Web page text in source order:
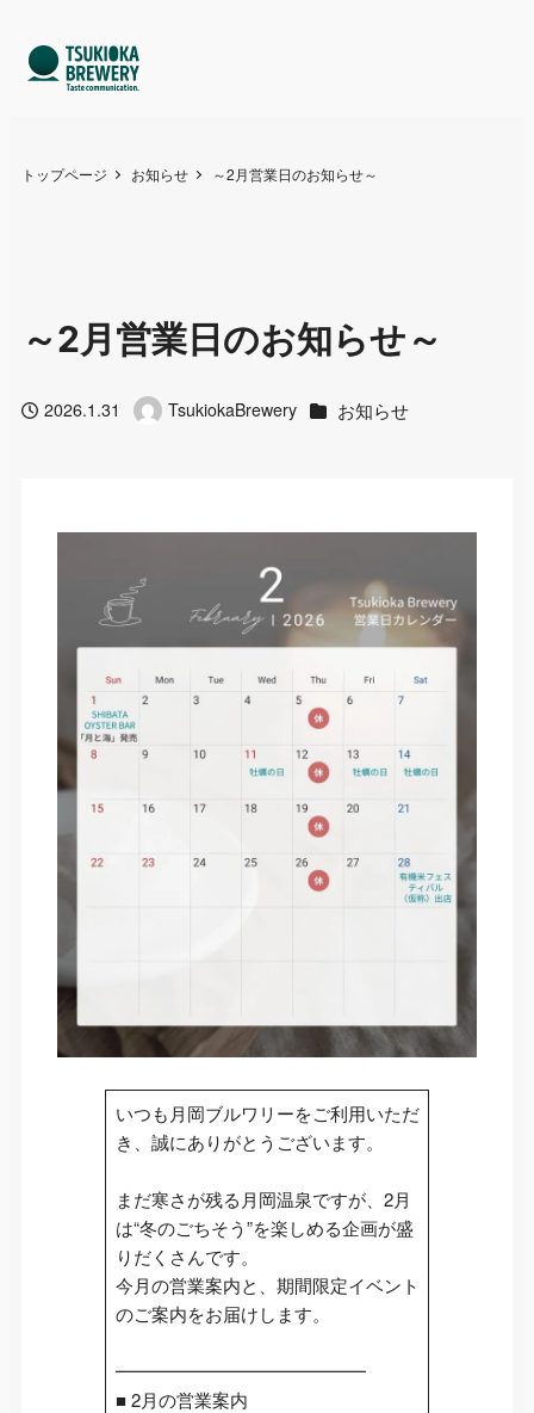
トップページ お知らせ ～2月営業日のお知らせ～
～2月営業日のお知らせ～
投稿日2026.1.31
著
TsukiokaBrewery カテゴリー
お知らせ
いつも月岡ブルワリーをご利用いただ
き、誠にありがとうございます。
まだ寒さが残る月岡温泉ですが、2月
は“冬のごちそう”を楽しめる企画が盛
りだくさんです。
今月の営業案内と、期間限定イベント
のご案内をお届けします。
━━━━━━━━━━━━━━
■ 2月の営業案内